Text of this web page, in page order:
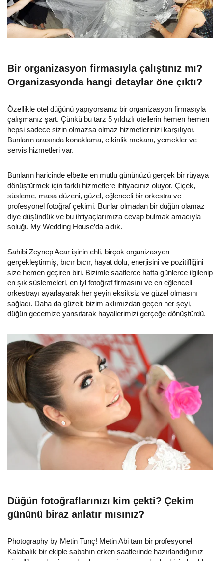
Bir organizasyon firmasıyla çalıştınız mı?
Organizasyonda hangi detaylar öne çıktı?
Özellikle otel düğünü yapıyorsanız bir organizasyon firmasıyla
çalışmanız şart. Çünkü bu tarz 5 yıldızlı otellerin hemen hemen
hepsi sadece sizin olmazsa olmaz hizmetlerinizi karşılıyor.
Bunların arasında konaklama, etkinlik mekanı, yemekler ve
servis hizmetleri var.
Bunların haricinde elbette en mutlu gününüzü gerçek bir rüyaya
dönüştürmek için farklı hizmetlere ihtiyacınız oluyor. Çiçek,
süsleme, masa düzeni, güzel, eğlenceli bir orkestra ve
profesyonel fotoğraf çekimi. Bunlar olmadan bir düğün olamaz
diye düşündük ve bu ihtiyaçlarımıza cevap bulmak amacıyla
soluğu My Wedding House’da aldık.
Sahibi Zeynep Acar işinin ehli, birçok organizasyon
gerçekleştirmiş, bıcır bıcır, hayat dolu, enerjisini ve pozitifliğini
size hemen geçiren biri. Bizimle saatlerce hatta günlerce ilgilenip
en şık süslemeleri, en iyi fotoğraf firmasını ve en eğlenceli
orkestrayı ayarlayarak her şeyin eksiksiz ve güzel olmasını
sağladı. Daha da güzeli; bizim aklımızdan geçen her şeyi,
düğün gecemize yansıtarak hayallerimizi gerçeğe dönüştürdü.
Düğün fotoğraflarınızı kim çekti? Çekim
gününü biraz anlatır mısınız?
Photography by Metin Tunç! Metin Abi tam bir profesyonel.
Kalabalık bir ekiple sabahın erken saatlerinde hazırlandığımız